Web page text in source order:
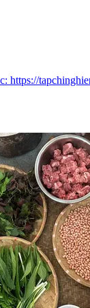
: https://